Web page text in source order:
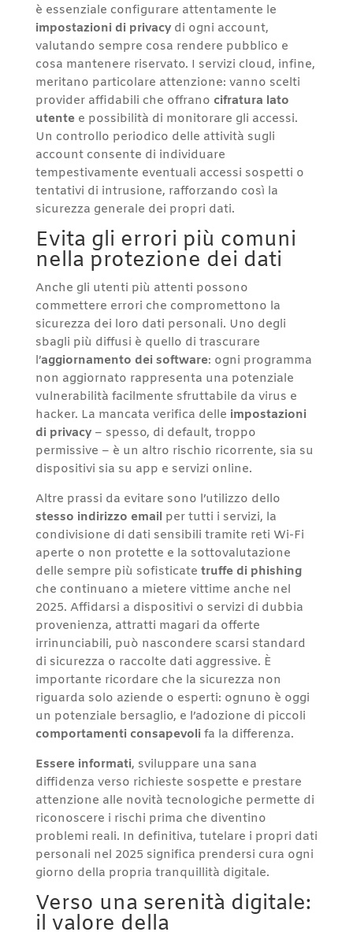
è essenziale configurare attentamente le
impostazioni di privacydi ogni account,
valutando sempre cosa rendere pubblico e
cosa mantenere riservato. I servizi cloud, infine,
meritano particolare attenzione: vanno scelti
provider affidabili che offrano cifratura lato
utentee possibilità di monitorare gli accessi.
Un controllo periodico delle attività sugli
account consente di individuare
tempestivamente eventuali accessi sospetti o
tentativi di intrusione, rafforzando così la
sicurezza generale dei propri dati.
Evita gli errori più comuni
nella protezione dei dati
Anche gli utenti più attenti possono
commettere errori che compromettono la
sicurezza dei loro dati personali. Uno degli
sbagli più diffusi è quello di trascurare
l’aggiornamento dei software: ogni programma
non aggiornato rappresenta una potenziale
vulnerabilità facilmente sfruttabile da virus e
hacker. La mancata verifica delle impostazioni
di privacy– spesso, di default, troppo
permissive – è un altro rischio ricorrente, sia su
dispositivi sia su app e servizi online.
Altre prassi da evitare sono l’utilizzo dello
stesso indirizzo email per tutti i servizi, la
condivisione di dati sensibili tramite reti Wi-Fi
aperte o non protette e la sottovalutazione
delle sempre più sofisticate truffe di phishing
che continuano a mietere vittime anche nel
2025. Affidarsi a dispositivi o servizi di dubbia
provenienza, attratti magari da offerte
irrinunciabili, può nascondere scarsi standard
di sicurezza o raccolte dati aggressive. È
importante ricordare che la sicurezza non
riguarda solo aziende o esperti: ognuno è oggi
un potenziale bersaglio, e l’adozione di piccoli
comportamenti consapevolifa la differenza.
Essere informati, sviluppare una sana
diffidenza verso richieste sospette e prestare
attenzione alle novità tecnologiche permette di
riconoscere i rischi prima che diventino
problemi reali. In definitiva, tutelare i propri dati
personali nel 2025 significa prendersi cura ogni
giorno della propria tranquillità digitale.
Verso una serenità digitale:
il valore della